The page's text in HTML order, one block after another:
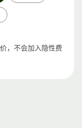
，不会加入隐性费